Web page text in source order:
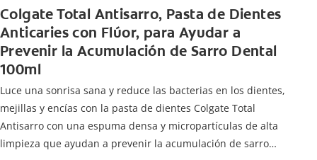
Colgate Total Antisarro, Pasta de Dientes
Anticaries con Flúor, para Ayudar a
Prevenir la Acumulación de Sarro Dental
100ml
Luce una sonrisa sana y reduce las bacterias en los dientes,
mejillas y encías con la pasta de dientes Colgate Total
Antisarro con una espuma densa y micropartículas de alta
limpieza que ayudan a prevenir la acumulación de sarro